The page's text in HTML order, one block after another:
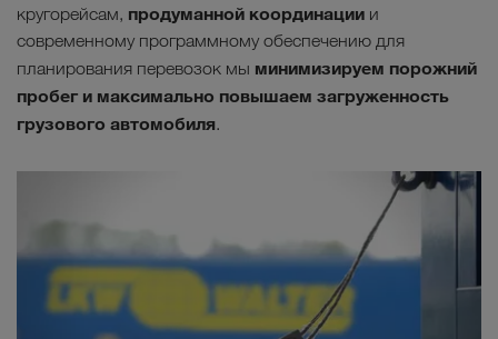
кругорейсам, продуманной координации и
современному программному обеспечению для
планирования перевозок мы минимизируем порожний
пробег и максимально повышаем загруженность
грузового автомобиля.